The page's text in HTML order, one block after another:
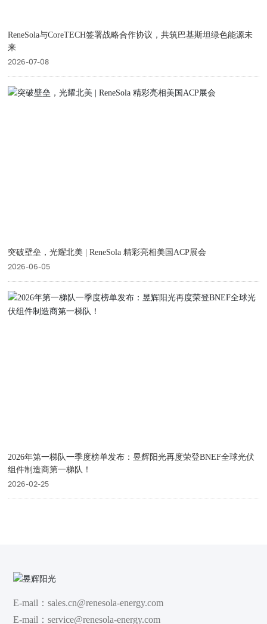
ReneSola与CoreTECH签署战略合作协议，共筑巴基斯坦绿色能源未
来
2026-07-08
突破壁垒，光耀北美 | ReneSola 精彩亮相美国ACP展会
2026-06-05
2026年第一梯队一季度榜单发布：昱辉阳光再度荣登BNEF全球光伏
组件制造商第一梯队！
2026-02-25
E-mail：sales.cn@renesola-energy.com
E-mail：service@renesola-energy.com